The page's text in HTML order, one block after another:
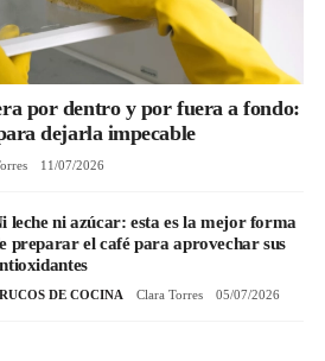
por dentro y por fuera a fondo:
dejarla impecable
11/07/2026
leche ni azúcar: esta es la mejor forma
preparar el café para aprovechar sus
DE COCINA Clara Torres 05/07/2026